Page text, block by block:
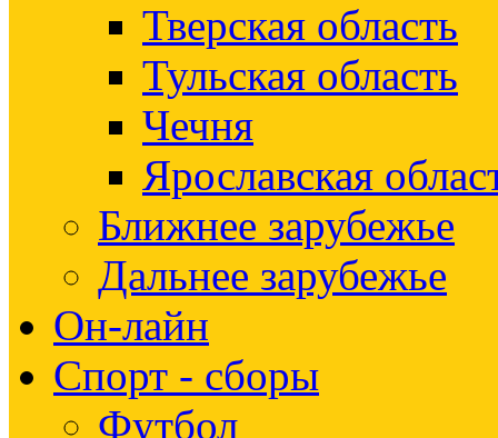
Тверская область
Тульская область
Чечня
Ярославская
Ближнее зарубежье
Дальнее зарубежье
Он-лайн
Спорт - сборы
Футбол